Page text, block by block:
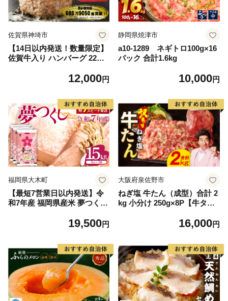
佐賀県神埼市
【14日以内発送！数量限定】
佐賀牛入り ハンバーグ 22個
毛和牛 ブランド牛 九州 ハン
(H083106)
12,000円
静岡県焼津市
a10-1289 ネギトロ100g×16
パック 合計1.6kg
10,000円
福岡県大木町
【最短7営業日以内発送】令
和7年産 福岡県産米 夢つくし
19,500円
大阪府泉佐野市
ねぎ塩 牛たん（成型）合計 2
kg 小分け 250g×8P【牛タン
16,000円